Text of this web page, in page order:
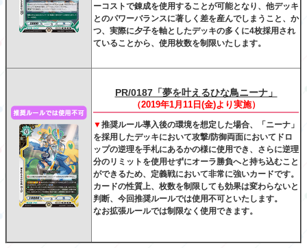
ーコストで錬成を使用することが可能となり、他デッキ
とのパワーバランスに著しく差を産んでしまうこと、か
つ、実際に夕子を軸としたデッキの多くに4枚採用され
ていることから、使用枚数を制限いたします。
PR/0187「夢を叶えるひな鳥ニーナ」
（2019年1月11日(金)より実施）
▼推奨ルール導入後の環境を想定した場合、「ニーナ」
を採用したデッキにおいて攻撃/防御両面においてドロ
ップの逆理を手札にあるかの様に使用でき、さらに逆理
分のリミットを使用せずにオーラ勝負へと持ち込むこと
ができるため、定義戦において非常に強いカードです。
カードの性質上、枚数を制限しても効果は変わらないと
判断、今回推奨ルールでは使用不可といたします。
なお拡張ルールでは制限なく使用できます。